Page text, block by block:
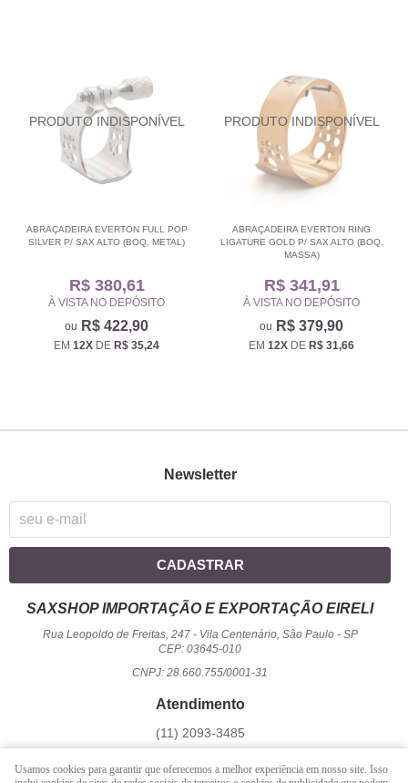
ABRAÇADEIRA EVERTON FULL POP
SILVER P/ SAX ALTO (BOQ. METAL)
R$ 380,61
À VISTA NO DEPÓSITO
R$ 422,90
EM 12X DE R$ 35,24
ABRAÇADEIRA EVERTON RING
LIGATURE GOLD P/ SAX ALTO (BOQ.
MASSA)
R$ 341,91
À VISTA NO DEPÓSITO
R$ 379,90
EM 12X DE R$ 31,66
Newsletter
CADASTRAR
SAXSHOP IMPORTAÇÃO E EXPORTAÇÃO EIRELI
Rua Leopoldo de Freitas, 247- Vila Centenário, São Paulo- SP
CEP: 03645-010
CNPJ: 28.660.755/0001-31
Atendimento
(11) 2093-3485
Seg a Sex - 09 hrs às 17:00 hrs / Sáb - 09 hrs às 13 hrs.
Usamos cookies para garantir que oferecemos a melhor experiência em nosso site. Isso